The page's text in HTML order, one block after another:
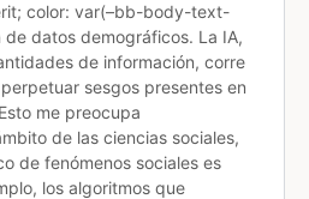
color: var(–bb-body-text-
de datos demográficos. La IA,
de información, corre
sesgos presentes en
me preocupa
de las ciencias sociales,
de fenómenos sociales es
los algoritmos que